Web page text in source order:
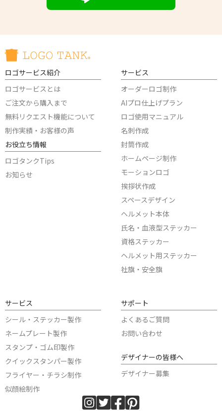
ロゴサービス紹介
ロゴサービスとは
ご注文から購入まで
無料リクエスト機能について
制作実績・お客様の声
お役立ち情報
ロゴタンクTips
お知らせ
サービス
オーダーロゴ制作
AIプロ仕上げプラン
ロゴ使用マニュアル
名刺作成
封筒作成
ホームページ制作
モーションロゴ
挨拶状作成
スペースデザイン
ヘルメット本体
氏名・血液型ステッカー
資格ステッカー
ヘルメット用ステッカー
社旗・安全旗
サービス
シール・ステッカー製作
ネームプレート製作
スタンプ・ゴム印製作
クイックスタンパー製作
フライヤー・チラシ制作
似顔絵制作
サポート
よくあるご質問
お問い合わせ
デザイナーの皆様へ
デザイナー募集